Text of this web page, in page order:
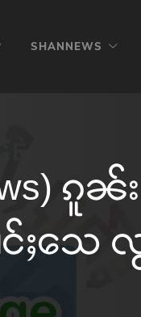
SHANNEWS
ၵူ
င်ႈသေ